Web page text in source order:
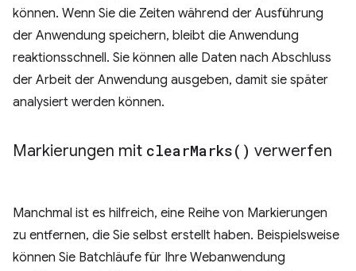
können. Wenn Sie die Zeiten während der Ausführung
der Anwendung speichern, bleibt die Anwendung
reaktionsschnell. Sie können alle Daten nach Abschluss
der Arbeit der Anwendung ausgeben, damit sie später
analysiert werden können.
Markierungen mit clearMarks( ) verwerfen
Manchmal ist es hilfreich, eine Reihe von Markierungen
zu entfernen, die Sie selbst erstellt haben. Beispielsweise
können Sie Batchläufe für Ihre Webanwendung